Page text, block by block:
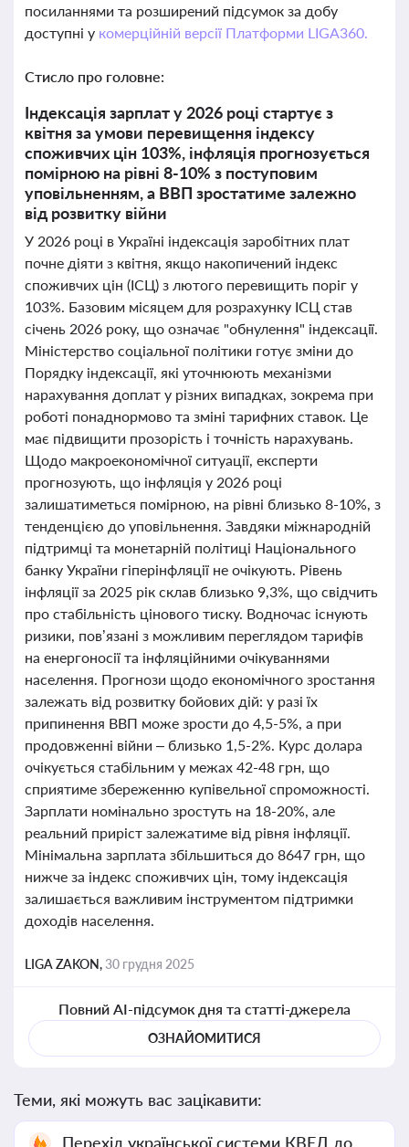
посиланнями та розширений підсумок за добу
доступні у комерційній версії Платформи LIGA360.
Стисло про головне:
Індексація зарплат у 2026 році стартує з
квітня за умови перевищення індексу
споживчих цін 103%, інфляція прогнозується
помірною на рівні 8-10% з поступовим
уповільненням, а ВВП зростатиме залежно
від розвитку війни
У 2026 році в Україні індексація заробітних плат
почне діяти з квітня, якщо накопичений індекс
споживчих цін (ІСЦ) з лютого перевищить поріг у
103%. Базовим місяцем для розрахунку ІСЦ став
січень 2026 року, що означає "обнулення" індексації.
Міністерство соціальної політики готує зміни до
Порядку індексації, які уточнюють механізми
нарахування доплат у різних випадках, зокрема при
роботі понаднормово та зміні тарифних ставок. Це
має підвищити прозорість і точність нарахувань.
Щодо макроекономічної ситуації, експерти
прогнозують, що інфляція у 2026 році
залишатиметься помірною, на рівні близько 8-10%, з
тенденцією до уповільнення. Завдяки міжнародній
підтримці та монетарній політиці Національного
банку України гіперінфляції не очікують. Рівень
інфляції за 2025 рік склав близько 9,3%, що свідчить
про стабільність цінового тиску. Водночас існують
ризики, пов’язані з можливим переглядом тарифів
на енергоносії та інфляційними очікуваннями
населення. Прогнози щодо економічного зростання
залежать від розвитку бойових дій: у разі їх
припинення ВВП може зрости до 4,5-5%, а при
продовженні війни – близько 1,5-2%. Курс долара
очікується стабільним у межах 42-48 грн, що
сприятиме збереженню купівельної спроможності.
Зарплати номінально зростуть на 18-20%, але
реальний приріст залежатиме від рівня інфляції.
Мінімальна зарплата збільшиться до 8647 грн, що
нижче за індекс споживчих цін, тому індексація
залишається важливим інструментом підтримки
доходів населення.
LIGA ZAKON,30 грудня 2025
Повний AI-підсумок дня та статті-джерела
ОЗНАЙОМИТИСЯ
Теми, які можуть вас зацікавити:
Перехід української системи КВЕД до